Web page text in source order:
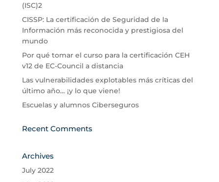
(ISC)2
CISSP: La certificación de Seguridad de la
Información más reconocida y prestigiosa del
mundo
Por qué tomar el curso para la certificación CEH
v12 de EC-Council a distancia
Las vulnerabilidades explotables más críticas del
último año… ¡y lo que viene!
Escuelas y alumnos Ciberseguros
Recent Comments
Archives
July 2022